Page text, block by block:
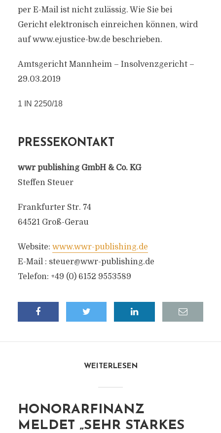
per E-Mail ist nicht zulässig. Wie Sie bei
Gericht elektronisch einreichen können, wird
auf www.ejustice-bw.de beschrieben.
Amtsgericht Mannheim – Insolvenzgericht –
29.03.2019
1 IN 2250/18
PRESSEKONTAKT
wwr publishing GmbH & Co. KG
Steffen Steuer
Frankfurter Str. 74
64521 Groß-Gerau
Website: www.wwr-publishing.de
E-Mail : steuer@wwr-publishing.de
Telefon: +49 (0) 6152 9553589
WEITERLESEN
HONORARFINANZ
MELDET „SEHR STARKES